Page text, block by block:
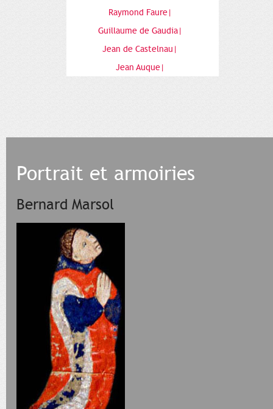
Raymond Faure|
Guillaume de Gaudia|
Jean de Castelnau|
Jean Auque|
Portrait et armoiries
Bernard Marsol